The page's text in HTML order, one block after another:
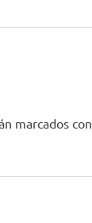
marcados con